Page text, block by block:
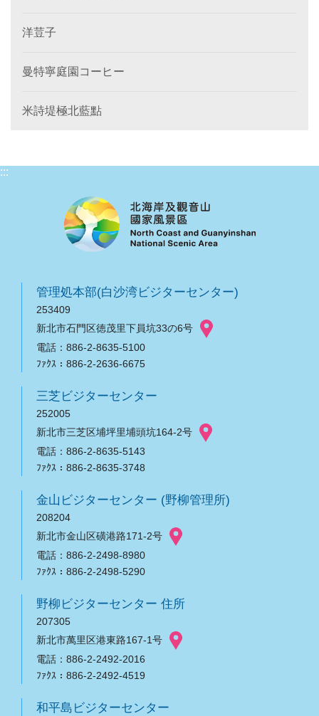
洋荳子
曼特寧庭園コーヒー
米詩堤極北藍點
:::
管理処本部(白沙湾ビジターセンター)
253409
新北市石門区徳茂里下員坑33の6号
電話：886-2-8635-5100
ﾌｧｸｽ：886-2-2636-6675
三芝ビジターセンター
252005
新北市三芝区埔坪里埔頭坑164-2号
電話：886-2-8635-5143
ﾌｧｸｽ：886-2-8635-3748
金山ビジターセンター (野柳管理所)
208204
新北市金山区磺港路171-2号
電話：886-2-2498-8980
ﾌｧｸｽ：886-2-2498-5290
野柳ビジターセンター 住所
207305
新北市萬里区港東路167-1号
電話：886-2-2492-2016
ﾌｧｸｽ：886-2-2492-4519
和平島ビジターセンター